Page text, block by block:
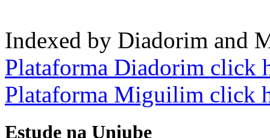
Indexed by Diadorim and
Plataforma Diadorim click
Plataforma Miguilim click
Estude na Uniube